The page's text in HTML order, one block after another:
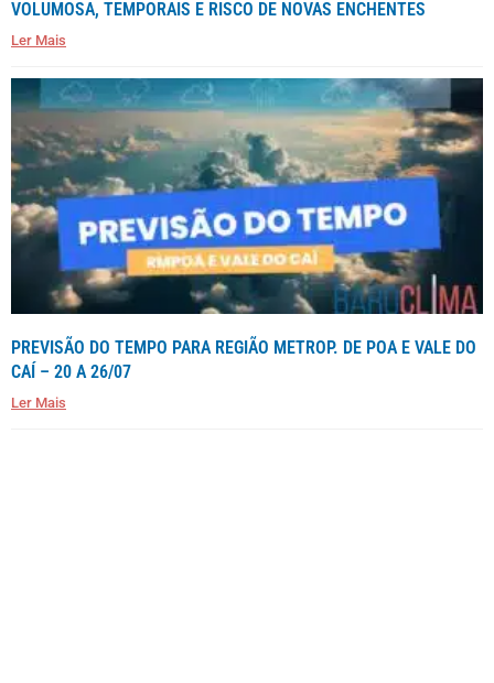
VOLUMOSA, TEMPORAIS E RISCO DE NOVAS ENCHENTES
Ler Mais
PREVISÃO DO TEMPO PARA REGIÃO METROP. DE POA E VALE DO
CAÍ – 20 A 26/07
Ler Mais